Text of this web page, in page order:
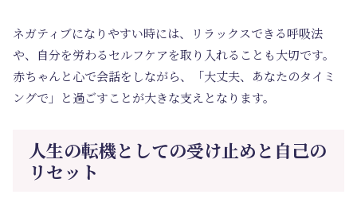
ネガティブになりやすい時には、リラックスできる呼吸法
や、自分を労わるセルフケアを取り入れることも大切です。
赤ちゃんと心で会話をしながら、「大丈夫、あなたのタイミ
ングで」と過ごすことが大きな支えとなります。
人生の転機としての受け止めと自己の
リセット